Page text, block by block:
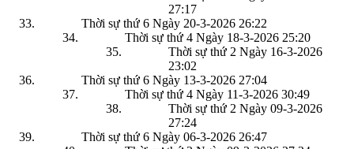
27:17
Thời sự thứ 6 Ngày 20-3-2026 26:22
Thời sự thứ 4 Ngày 18-3-2026 25:20
Thời sự thứ 2 Ngày 16-3-2026
23:02
Thời sự thứ 6 Ngày 13-3-2026 27:04
Thời sự thứ 4 Ngày 11-3-2026 30:49
Thời sự thứ 2 Ngày 09-3-2026
27:24
Thời sự thứ 6 Ngày 06-3-2026 26:47